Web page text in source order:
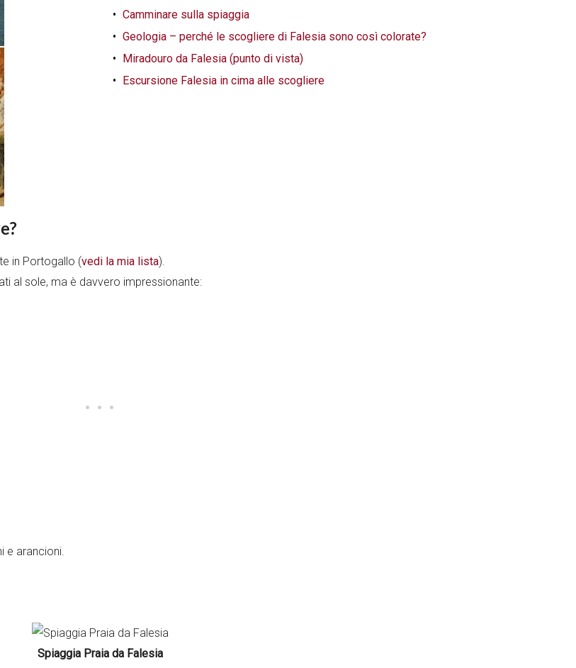
Camminare sulla spiaggia
Geologia – perché le scogliere di Falesia sono così colorate?
Miradouro da Falesia (punto di vista)
Escursione Falesia in cima alle scogliere
in Portogallo (vedi la mia lista).
al sole, ma è davvero impressionante:
e arancioni.
Spiaggia Praia da Falesia